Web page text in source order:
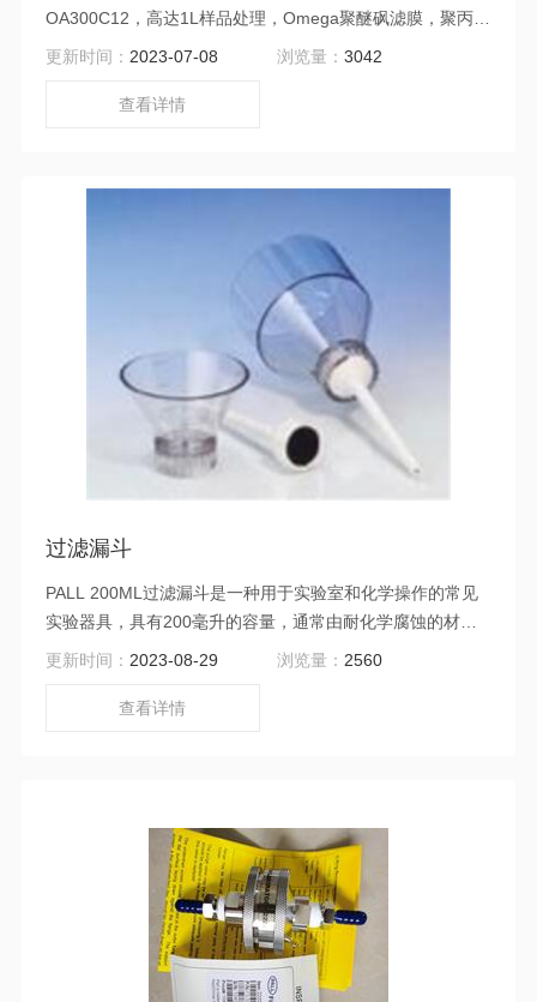
OA300C12，高达1L样品处理，Omega聚醚砜滤膜，聚丙烯
外壳，玻璃纤维加固筛网，有效过滤面积50平方厘米，最大
更新时间： 2023-07-08 浏览量：3042
查看详情
过滤漏斗
PALL 200ML过滤漏斗是一种用于实验室和化学操作的常见
实验器具，具有200毫升的容量，通常由耐化学腐蚀的材料
制成，并具有锥形底部和连接喉管。通过过滤漏斗，可以实
更新时间： 2023-08-29 浏览量： 2560
查看详情